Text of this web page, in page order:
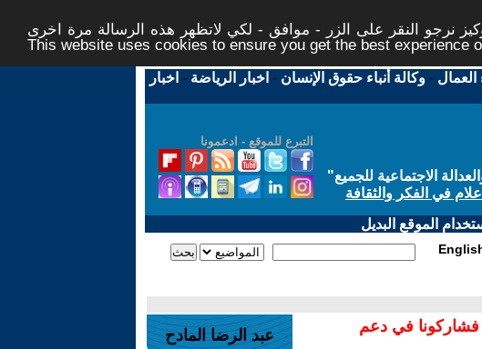
نرجو النقر على الزر - موافق - لكي لاتظهر هذه الرسالة مرة اخرى -
This website uses cookies to ensure you get the best experience
العمال -وكالة أنباء حقوق الإنسان - اخبار الرياضة - اخبار
التبرع للموقع - ادعمونا
الاجتماعية للجميع"
في الفكر والثقافة
الموقع البديل
فشاركونا في دعم
عبد الرضا المادح